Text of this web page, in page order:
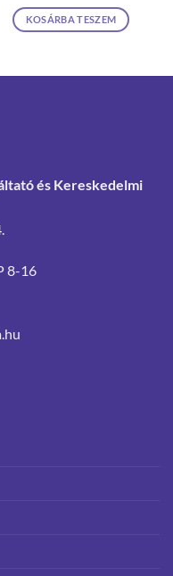
KOSÁRBA TESZEM
és Kereskedelmi
8-16